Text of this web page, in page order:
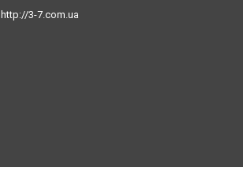
http://3-7.com.ua